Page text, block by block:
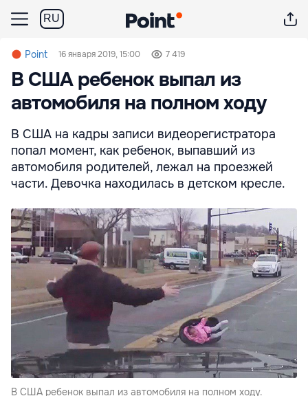
RU
Point 16 января 2019, 15:00 7 419
В США ребенок выпал из
автомобиля на полном ходу
В США на кадры записи видеорегистратора
попал момент, как ребенок, выпавший из
автомобиля родителей, лежал на проезжей
части. Девочка находилась в детском кресле.
В США ребенок выпал из автомобиля на полном ходу.